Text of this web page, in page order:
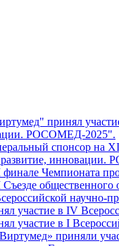
принял
РОСОМЕД-2025".
спонсор на
финале Чемпионата
общественного
научно-
участие в IV
участие в І
приняли